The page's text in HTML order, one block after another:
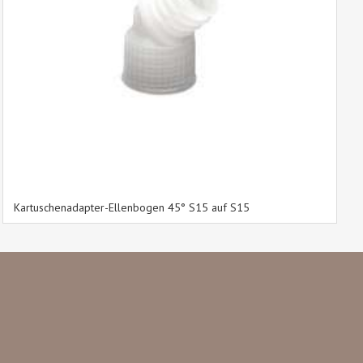
Kartuschenadapter-Ellenbogen 45° S15 auf S15